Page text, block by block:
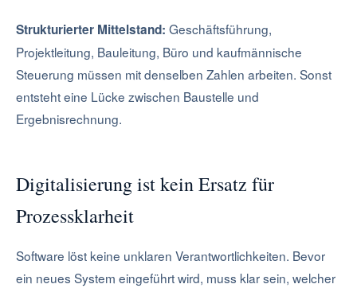
Strukturierter Mittelstand: Geschäftsführung,
Projektleitung, Bauleitung, Büro und kaufmännische
Steuerung müssen mit denselben Zahlen arbeiten. Sonst
entsteht eine Lücke zwischen Baustelle und
Ergebnisrechnung.
Digitalisierung ist kein Ersatz für
Prozessklarheit
Software löst keine unklaren Verantwortlichkeiten. Bevor
ein neues System eingeführt wird, muss klar sein, welcher